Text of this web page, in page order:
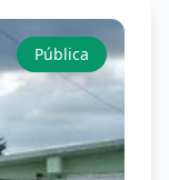
Pública